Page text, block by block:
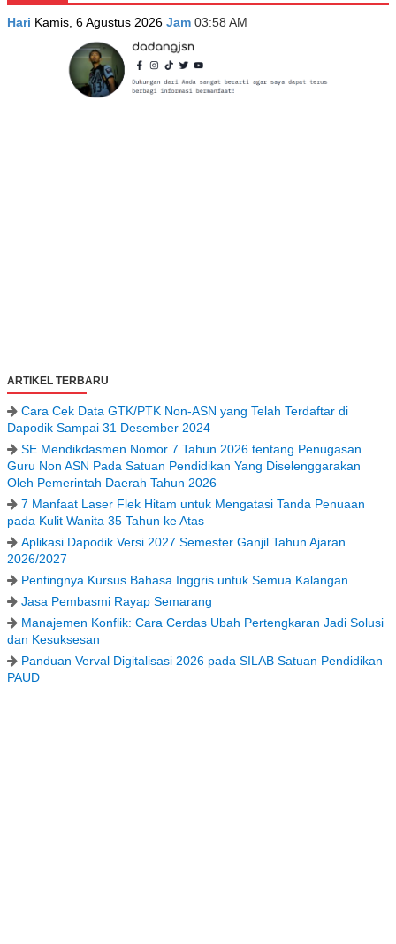
Hari Kamis, 6 Agustus 2026 Jam 03:58 AM
ARTIKEL TERBARU
Cara Cek Data GTK/PTK Non-ASN yang Telah Terdaftar di
Dapodik Sampai 31 Desember 2024
SE Mendikdasmen Nomor 7 Tahun 2026 tentang Penugasan
Guru Non ASN Pada Satuan Pendidikan Yang Diselenggarakan
Oleh Pemerintah Daerah Tahun 2026
7 Manfaat Laser Flek Hitam untuk Mengatasi Tanda Penuaan
pada Kulit Wanita 35 Tahun ke Atas
Aplikasi Dapodik Versi 2027 Semester Ganjil Tahun Ajaran
2026/2027
Pentingnya Kursus Bahasa Inggris untuk Semua Kalangan
Jasa Pembasmi Rayap Semarang
Manajemen Konflik: Cara Cerdas Ubah Pertengkaran Jadi Solusi
dan Kesuksesan
Panduan Verval Digitalisasi 2026 pada SILAB Satuan Pendidikan
PAUD